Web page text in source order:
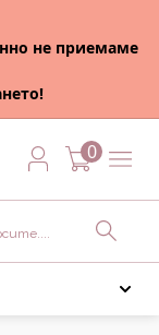
не приемаме
0